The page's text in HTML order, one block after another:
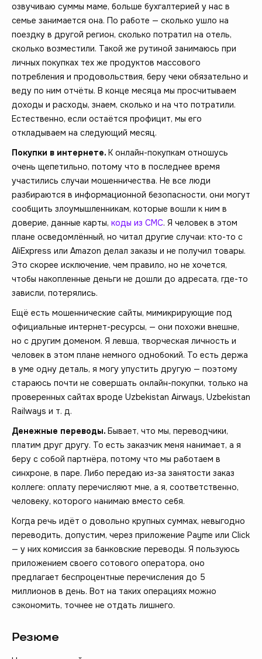
озвучиваю суммы маме, больше бухгалтерией у нас в
семье занимается она. По работе — сколько ушло на
поездку в другой регион, сколько потратил на отель,
сколько возместили. Такой же рутиной занимаюсь при
личных покупках тех же продуктов массового
потребления и продовольствия, беру чеки обязательно и
веду по ним отчёты. В конце месяца мы просчитываем
доходы и расходы, знаем, сколько и на что потратили.
Естественно, если остаётся профицит, мы его
откладываем на следующий месяц.
Покупки в интернете. К онлайн-покупкам отношусь
очень щепетильно, потому что в последнее время
участились случаи мошенничества. Не все люди
разбираются в информационной безопасности, они могут
сообщить злоумышленникам, которые вошли к ним в
доверие, данные карты, коды из СМС. Я человек в этом
плане осведомлённый, но читал другие случаи: кто-то с
AliExpress или Amazon делал заказы и не получил товары.
Это скорее исключение, чем правило, но не хочется,
чтобы накопленные деньги не дошли до адресата, где-то
зависли, потерялись.
Ещё есть мошеннические сайты, мимикрирующие под
официальные интернет-ресурсы, — они похожи внешне,
но с другим доменом. Я левша, творческая личность и
человек в этом плане немного однобокий. То есть держа
в уме одну деталь, я могу упустить другую — поэтому
стараюсь почти не совершать онлайн-покупки, только на
проверенных сайтах вроде Uzbekistan Airways, Uzbekistan
Railways и т. д.
Денежные переводы. Бывает, что мы, переводчики,
платим друг другу. То есть заказчик меня нанимает, а я
беру с собой партнёра, потому что мы работаем в
синхроне, в паре. Либо передаю из-за занятости заказ
коллеге: оплату перечисляют мне, а я, соответственно,
человеку, которого нанимаю вместо себя.
Когда речь идёт о довольно крупных суммах, невыгодно
переводить, допустим, через приложение Payme или Click
— у них комиссия за банковские переводы. Я пользуюсь
приложением своего сотового оператора, оно
предлагает беспроцентные перечисления до 5
миллионов в день. Вот на таких операциях можно
сэкономить, точнее не отдать лишнего.
Резюме